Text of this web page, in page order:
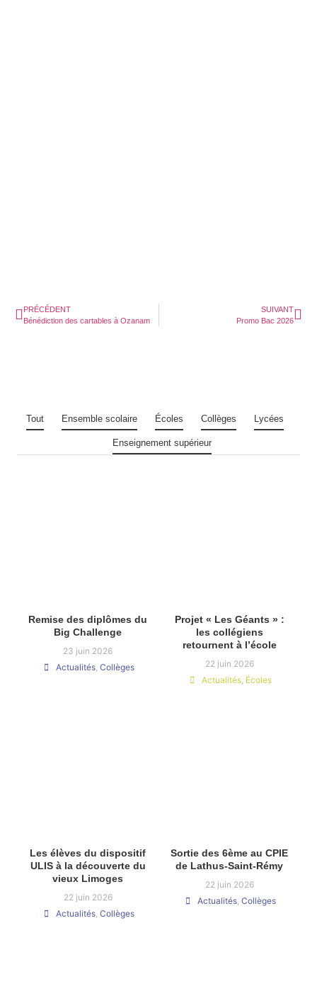
PRÉCÉDENT
Bénédiction des cartables à Ozanam
SUIVANT
Promo Bac 2026
Tout Ensemble scolaire Écoles Collèges Lycées
Enseignement supérieur
Remise des diplômes du
Big Challenge
23 juin 2026
Actualités Collèges
Projet « Les Géants » :
les collégiens
retournent à l’école
22 juin 2026
Actualités Écoles
Les élèves du dispositif
ULIS à la découverte du
vieux Limoges
22 juin 2026
Actualités Collèges
Sortie des 6ème au CPIE
de Lathus-Saint-Rémy
22 juin 2026
Actualités Collèges